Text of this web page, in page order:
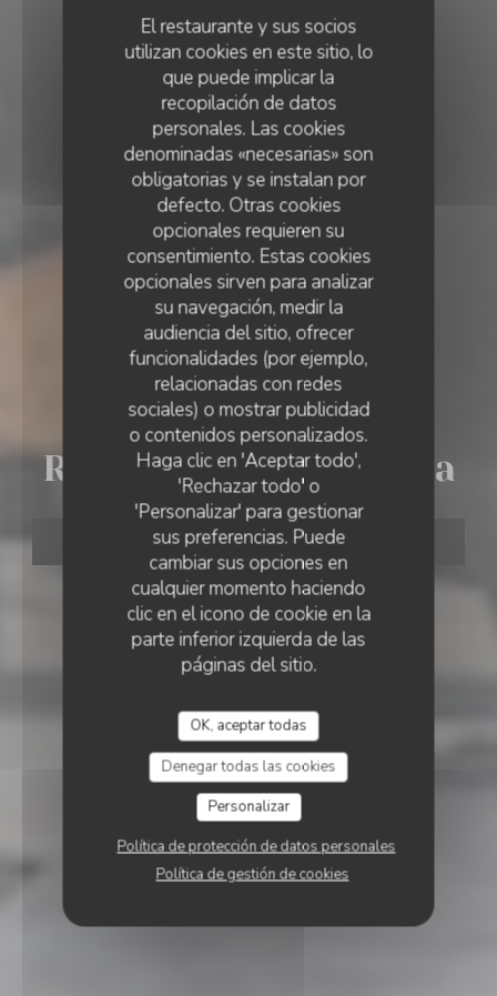
El restaurante y sus socios
utilizan cookies en este sitio, lo
que puede implicar la
recopilación de datos
personales. Las cookies
denominadas «necesarias» son
obligatorias y se instalan por
defecto. Otras cookies
opcionales requieren su
consentimiento. Estas cookies
opcionales sirven para analizar
su navegación, medir la
audiencia del sitio, ofrecer
funcionalidades (por ejemplo,
relacionadas con redes
sociales) o mostrar publicidad
o contenidos personalizados.
Haga clic en 'Aceptar todo',
'Rechazar todo' o
'Personalizar' para gestionar
sus preferencias. Puede
cambiar sus opciones en
cualquier momento haciendo
clic en el icono de cookie en la
parte inferior izquierda de las
páginas del sitio.
OK, aceptar todas
Denegar todas las cookies
Personalizar
Política de protección de datos personales
Política de gestión de cookies
BISTRONOMIA• FLEURUS
Restaurant Villa Giulia
RESERVAR UNA MESA
RESTAURANT VILLA GIULIA